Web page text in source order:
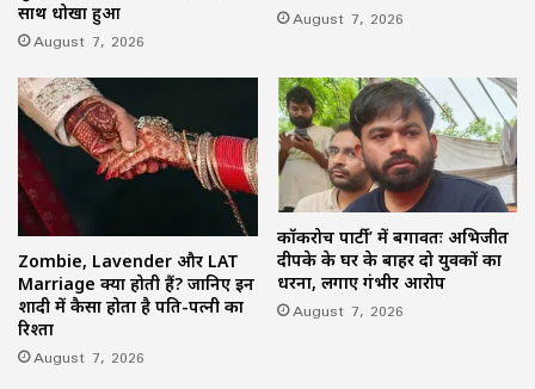
साथ धोखा हुआ
August 7, 2026
August 7, 2026
Zombie, Lavender और LAT
Marriage क्या होती हैं? जानिए इन
शादी में कैसा होता है पति-पत्नी का
रिश्ता
August 7, 2026
कॉकरोच पार्टी’ में बगावतः अभिजीत
दीपके के घर के बाहर दो युवकों का
धरना, लगाए गंभीर आरोप
August 7, 2026